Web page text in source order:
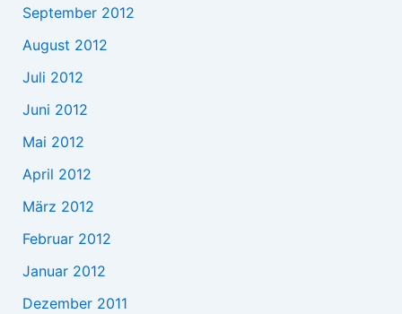
September 2012
August 2012
Juli 2012
Juni 2012
Mai 2012
April 2012
März 2012
Februar 2012
Januar 2012
Dezember 2011